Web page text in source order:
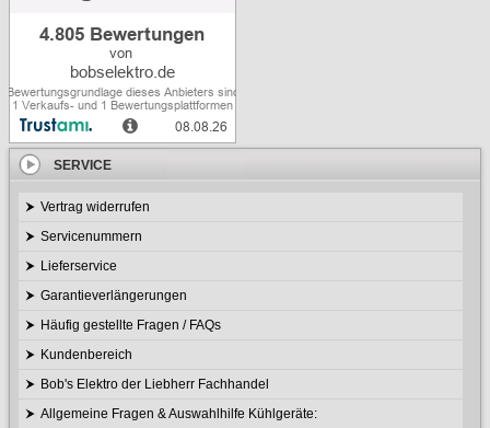
SERVICE
Vertrag widerrufen
Servicenummern
Lieferservice
Garantieverlängerungen
Häufig gestellte Fragen / FAQs
Kundenbereich
Bob's Elektro der Liebherr Fachhandel
Allgemeine Fragen & Auswahlhilfe Kühlgeräte: